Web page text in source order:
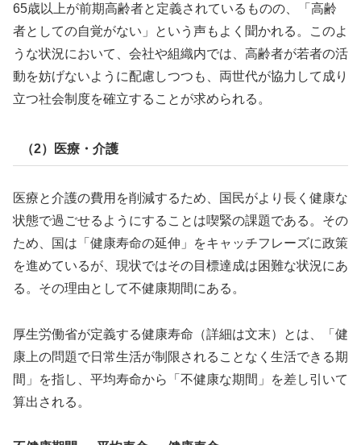
65歳以上が前期高齢者と定義されているものの、「高齢
者としての自覚がない」という声もよく聞かれる。このよ
うな状況において、会社や組織内では、高齢者が若者の活
動を妨げないように配慮しつつも、両世代が協力して成り
立つ社会制度を確立することが求められる。
（2）医療・介護
医療と介護の費用を削減するため、国民がより長く健康な
状態で過ごせるようにすることは喫緊の課題である。その
ため、国は「健康寿命の延伸」をキャッチフレーズに政策
を進めているが、現状ではその目標達成は困難な状況にあ
る。その理由として不健康期間にある。
厚生労働省が定義する健康寿命（詳細は文末）とは、「健
康上の問題で日常生活が制限されることなく生活できる期
間」を指し、平均寿命から「不健康な期間」を差し引いて
算出される。